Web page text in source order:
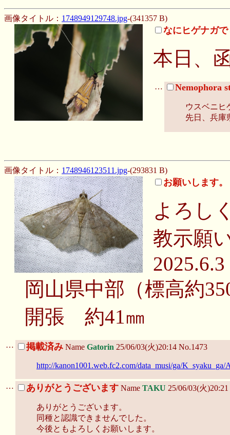
画像タイトル： 1748949129748.jpg-(341357 B)
なにヒゲナガ
本日、
… Nemophora
ウスベニヒ
先日、兵庫
画像タイトル： 1748946123511.jpg-(293831 B)
お願いします。
よろし
教示願
2025.6.3
岡山県中部（標高約
開張 約41㎜
… 掲載済み Name Gatorin 25/06/03(火)20:14 No.1473
http://kanon1001.web.fc2.com/data_musi/ga/
… ありがとうございます Name TAKU 25/06/03(火
ありがとうございます。
同種と認識できませんでした。
今後ともよろしくお願いします。